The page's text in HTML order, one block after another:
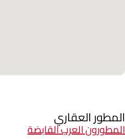
المطور العقاري
المطورون العرب القابضة